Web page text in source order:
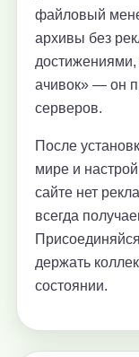
файловый
архивы без
достижениями,
ачивок» — он
серверов.
После
мире и
сайте нет
всегда
держать
состоянии.